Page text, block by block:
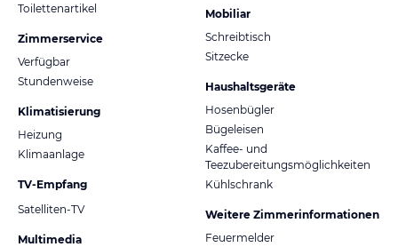
Toilettenartikel
Zimmerservice
Verfügbar
Stundenweise
Klimatisierung
Heizung
Klimaanlage
TV-Empfang
Satelliten-TV
Multimedia
Mobiliar
Schreibtisch
Sitzecke
Haushaltsgeräte
Hosenbügler
Bügeleisen
Kaffee- und
Teezubereitungsmöglichkeiten
Kühlschrank
Weitere Zimmerinformationen
Feuermelder